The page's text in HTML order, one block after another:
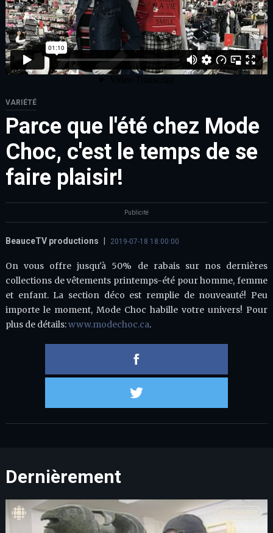
VARIÉTÉ
Parce que l'été chez Mode
Choc, c'est le temps de se
faire plaisir!
Publicité
BeauceTV productions 2019-07-18 18:00:00
On vous offre jusqu'à 50% de rabais sur nos dernières
collections de vêtements printemps-été pour homme, femme
et enfant. La section déco est remplie de nouveauté! Peu
importe le moment, Mode Choc habille votre univers! Pour
plus de détails:www.modechoc.ca.
Dernièrement